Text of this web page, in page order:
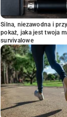
Silna, niezawodna i
pokaż, jaka jest twoja
survivalowe